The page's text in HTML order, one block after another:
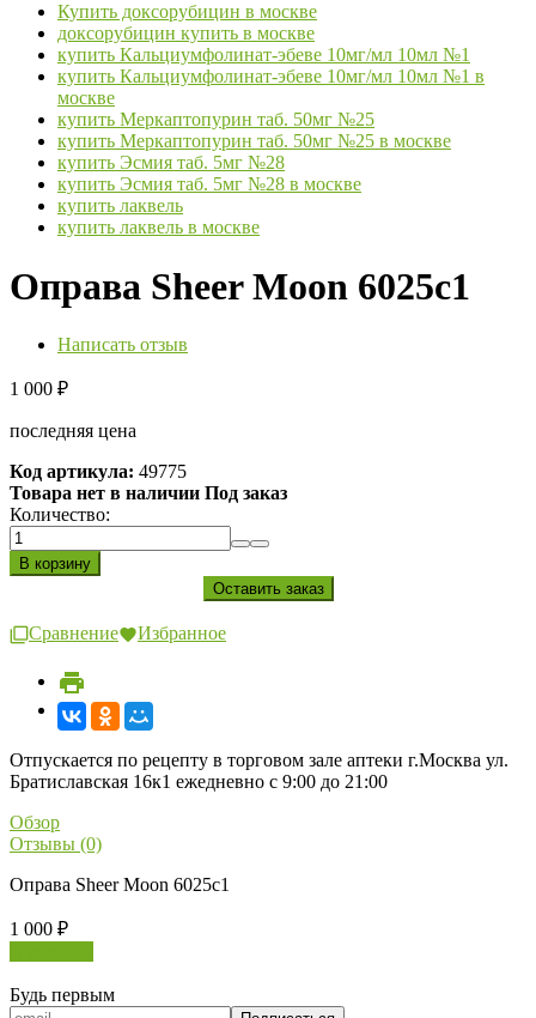
Купить доксорубицин в москве
доксорубицин купить в москве
купить Кальциумфолинат-эбеве 10мг/мл 10мл №1
купить Кальциумфолинат-эбеве 10мг/мл 10мл №1 в
москве
купить Меркаптопурин таб. 50мг №25
купить Меркаптопурин таб. 50мг №25 в москве
купить Эсмия таб. 5мг №28
купить Эсмия таб. 5мг №28 в москве
купить лаквель
купить лаквель в москве
Оправа Sheer Moon 6025c1
Написать отзыв
1 000 ₽
последняя цена
Код артикула: 49775
Товара нет в наличии Под заказ
Количество:
Сравнение Избранное
Отпускается по рецепту в торговом зале аптеки г.Москва ул.
Братиславская 16к1 ежедневно с 9:00 до 21:00
Обзор
Отзывы (0)
Оправа Sheer Moon 6025c1
1 000 ₽
Будь первым